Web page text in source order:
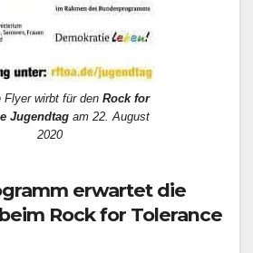
Flyer wirbt für den Rock for
Jugendtagam 22. August
2020
erwartet die
Rock for Tolerance